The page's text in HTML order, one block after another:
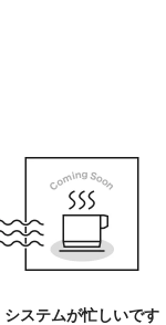
システムが忙しいです